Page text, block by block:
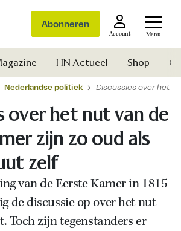
Abonneren
Account Menu
HN Actueel Shop
Nederlandse politiek Discussies over het
over het nut van de
zijn zo oud als
zelf
van de Eerste Kamer in 1815
de discussie op over het nut
Toch zijn tegenstanders er